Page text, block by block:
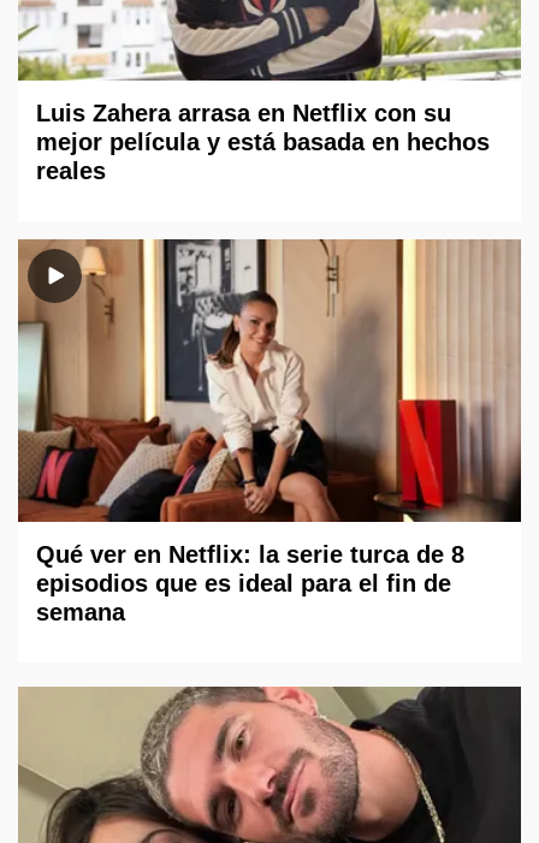
Luis Zahera arrasa en Netflix con su
mejor película y está basada en hechos
reales
Qué ver en Netflix: la serie turca de 8
episodios que es ideal para el fin de
semana